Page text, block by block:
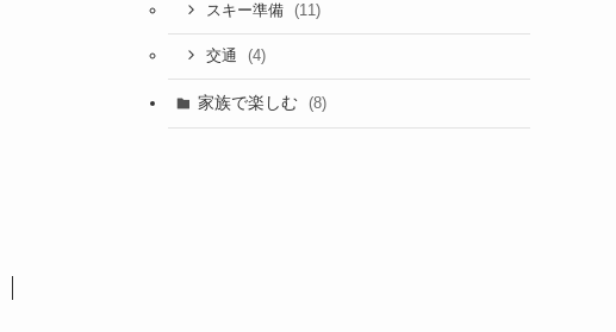
スキー準備 (11)
交通 (4)
家族で楽しむ (8)